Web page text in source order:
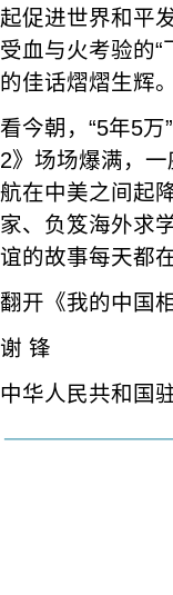
起促进世界和平
受血与火考验的“
的佳话熠熠生辉。
看今朝，“5年5
2》场场爆满，
航在中美之间起
家、负笈海外求
谊的故事每天都
翻开《我的中国
谢 锋
中华人民共和国